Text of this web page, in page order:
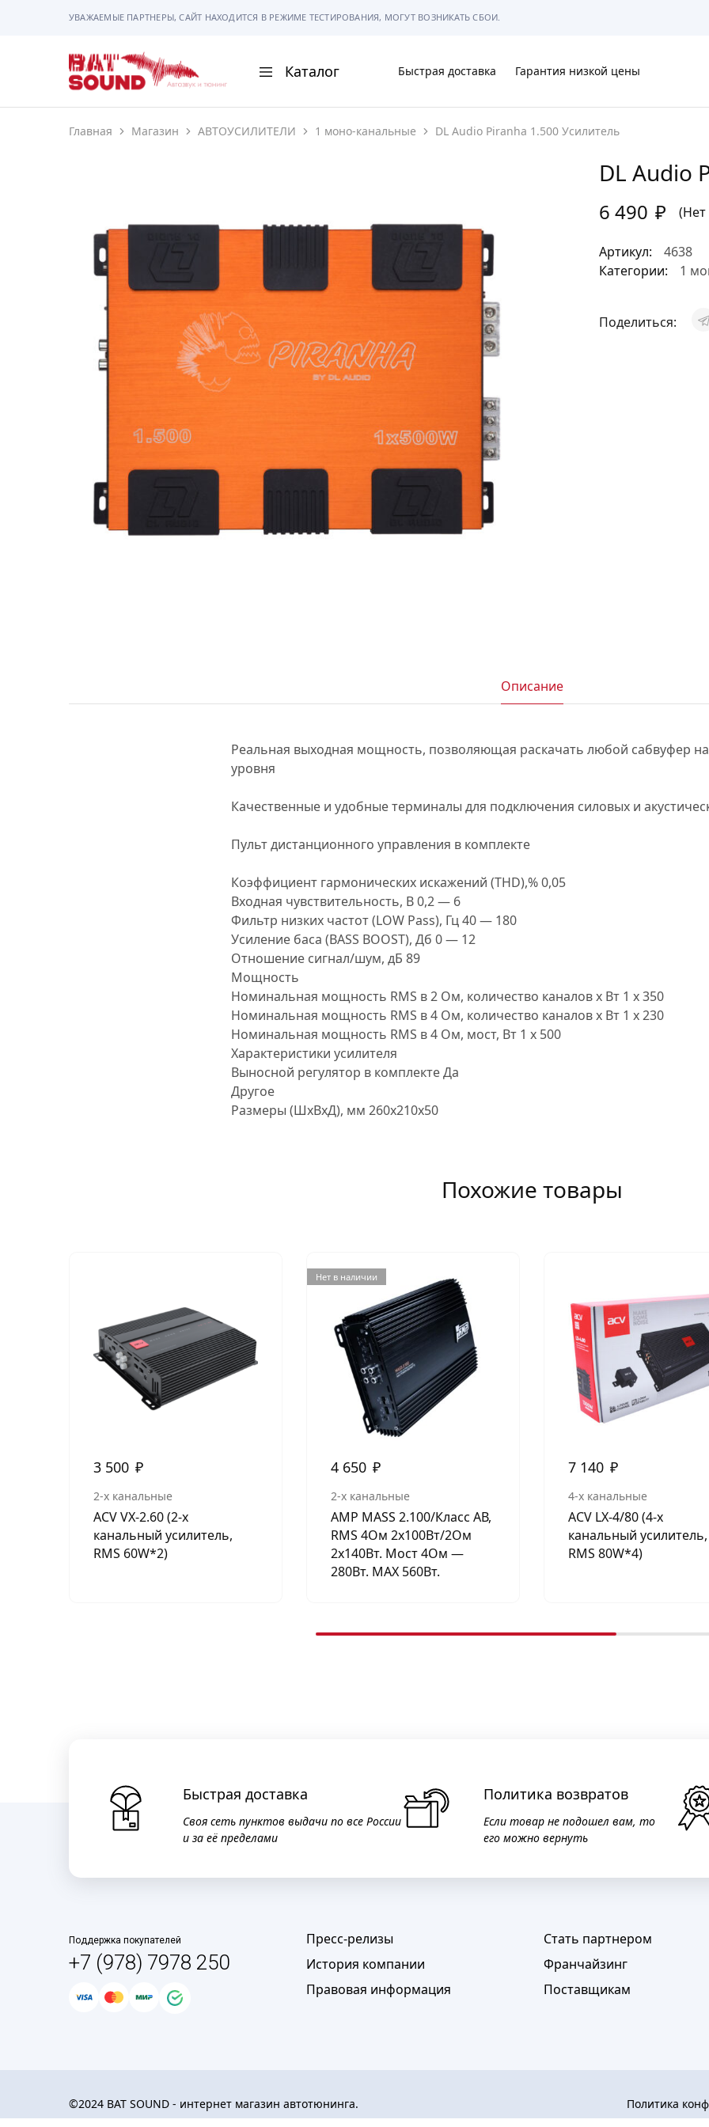
УВАЖАЕМЫЕ ПАРТНЕРЫ, САЙТ НАХОДИТСЯ В РЕЖИМЕ ТЕСТИРОВАНИЯ, МОГУТ ВОЗНИКАТЬ СБОИ.
BAT
Sound
Каталог
АВТОМАГНИТОЛЫ
РАМКИ И РАЗЪЕМЫ
МУЗЫКАЛЬНЫЕ АКСЕССУАРЫ
ШУМОИЗОЛЯЦИЯ
Быстрая доставка Гарантия низкой цены
Главная Магазин АВТОУСИЛИТЕЛИ 1 моно-канальные DL Audio Piranha 1.500 Усилитель
DL Audio
6 490 ₽
Артикул:
4638
Категории:
1
Поделиться:
Описание
Реальная выходная мощность, позволяющая раскачать любой сабвуфер
уровня
Качественные и удобные терминалы для подключения силовых и
Пульт дистанционного управления в комплекте
Коэффициент гармонических искажений (THD),% 0,05
Входная чувствительность, В 0,2 — 6
Фильтр низких частот (LOW Pass), Гц 40 — 180
Усиление баса (BASS BOOST), Дб 0 — 12
Отношение сигнал/шум, дБ 89
Мощность
Номинальная мощность RMS в 2 Ом, количество каналов х Вт 1 х 350
Номинальная мощность RMS в 4 Ом, количество каналов х Вт 1 х 230
Номинальная мощность RMS в 4 Ом, мост, Вт 1 х 500
Характеристики усилителя
Выносной регулятор в комплекте Да
Другое
Размеры (ШхВхД), мм 260х210х50
Похожие товары
3 500 ₽
2-х канальные
ACV VX-2.60 (2-х
канальный усилитель,
RMS 60W*2)
Нет в наличии
4 650 ₽
2-х канальные
AMP MASS 2.100/Класс АВ,
RMS 4Ом 2х100Вт/2Ом
2х140Вт. Мост 4Ом —
280Вт. МАХ 560Вт.
7 140 ₽
4-х канальные
ACV LX-4/80 (4-х
канальный усилитель,
RMS 80W*4)
Быстрая доставка
Своя сеть пунктов выдачи по все России
и за её пределами
Политика возвратов
Если товар не подошел вам, то
его можно вернуть
Поддержка покупателей
+7 (978) 7978 250
Пресс-релизы
История компании
Правовая информация
Стать партнером
Франчайзинг
Поставщикам
©2024 BAT SOUND - интернет магазин автотюнинга. Политика